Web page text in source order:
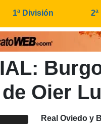
1ª División
Oier
Real Oviedo y